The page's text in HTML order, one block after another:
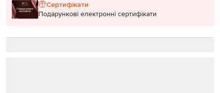
Сертифікати
Подарункові електронні сертифікати